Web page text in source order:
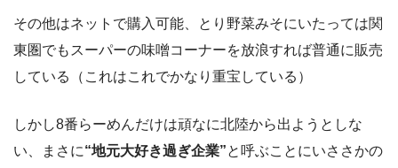
その他はネットで購入可能、とり野菜みそにいたっては関
東圏でもスーパーの味噌コーナーを放浪すれば普通に販売
している（これはこれでかなり重宝している）
しかし8番らーめんだけは頑なに北陸から出ようとしな
い、まさに“地元大好き過ぎ企業”と呼ぶことにいささかの